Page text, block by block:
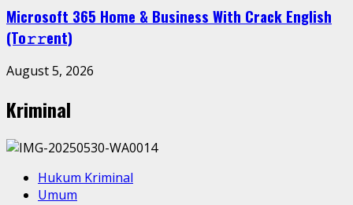
Microsoft 365 Home & Business With Crack English
(To𝚛𝚛еnt)
August 5, 2026
Kriminal
Hukum Kriminal
Umum